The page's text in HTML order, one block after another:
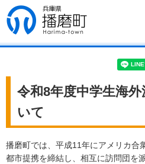
兵庫県 播磨
町
令和8年度中学生海
いて
播磨町では、平成11年にアメリカ合
都市提携を締結し、相互に訪問団を